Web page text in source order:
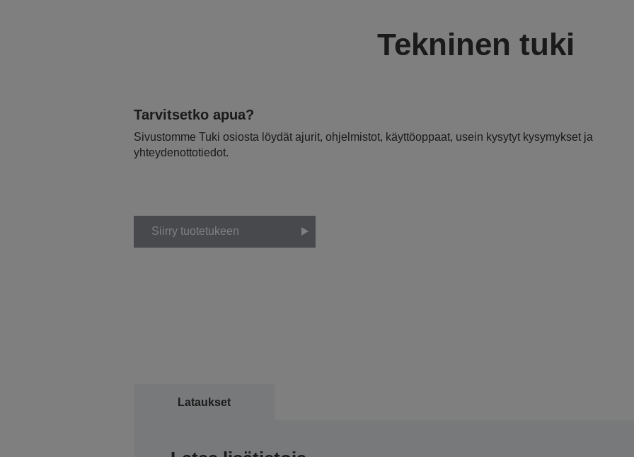
Tekninen tuki
Tarvitsetko apua?
Sivustomme Tuki osiosta löydät ajurit, ohjelmistot, käyttöoppaat, usein kysytyt kysymykset ja
yhteydenottotiedot.
Siirry tuotetukeen
Lataukset